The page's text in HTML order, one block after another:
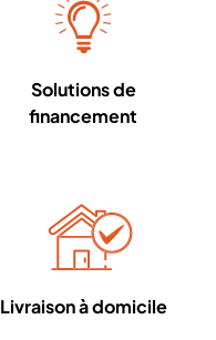
Solutions de
financement
Livraison à domicile